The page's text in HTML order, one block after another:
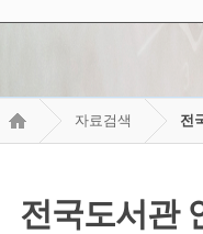
자료검색 전
전국도서관